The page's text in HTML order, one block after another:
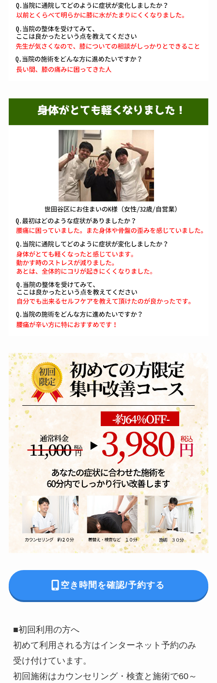
空き時間を確認/予約する
■初回利用の方へ
初めて利用される方はインターネット予約のみ
受け付けています。
初回施術はカウンセリング・検査と施術で60～